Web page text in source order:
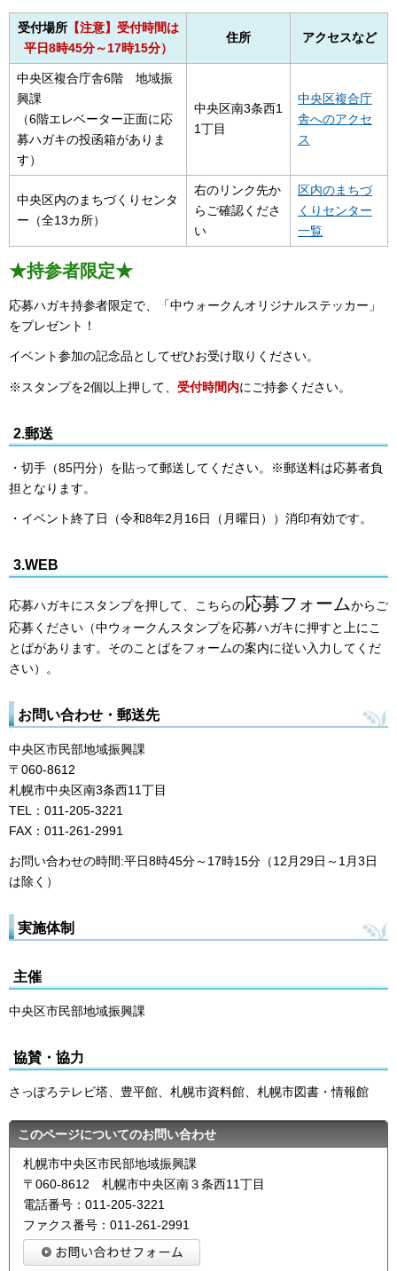
受付場所【注意】受付時間は
平日8時45分～17時15分）
住所 アクセスなど
中央区複合庁舎6階 地域振
興課
（6階エレベーター正面に応
募ハガキの投函箱がありま
す）
中央区南3条西1
1丁目
中央区複合庁
舎へのアクセ
ス
中央区内のまちづくりセンタ
ー（全13カ所）
右のリンク先か
らご確認くださ
い
区内のまちづ
くりセンター
一覧
★持参者限定★
応募ハガキ持参者限定で、「中ウォークんオリジナルステッカー」
をプレゼント！
イベント参加の記念品としてぜひお受け取りください。
※スタンプを2個以上押して、 受付時間内にご持参ください。
2.郵送
・切手（85円分）を貼って郵送してください。※郵送料は応募者負
担となります。
・イベント終了日（令和8年2月16日（月曜日））消印有効です。
3.WEB
応募ハガキにスタンプを押して、こちらの応募フォームからご
応募ください（中ウォークんスタンプを応募ハガキに押すと上にこ
とばがあります。そのことばをフォームの案内に従い入力してくだ
さい）。
お問い合わせ・郵送先
中央区市民部地域振興課
〒060-8612
札幌市中央区南3条西11丁目
TEL：011-205-3221
FAX：011-261-2991
お問い合わせの時間:平日8時45分～17時15分（12月29日～1月3日
は除く）
実施体制
主催
中央区市民部地域振興課
協賛・協力
さっぽろテレビ塔、豊平館、札幌市資料館、札幌市図書・情報館
このページについてのお問い合わせ
札幌市中央区市民部地域振興課
〒060-8612 札幌市中央区南３条西11丁目
電話番号：011-205-3221
ファクス番号：011-261-2991